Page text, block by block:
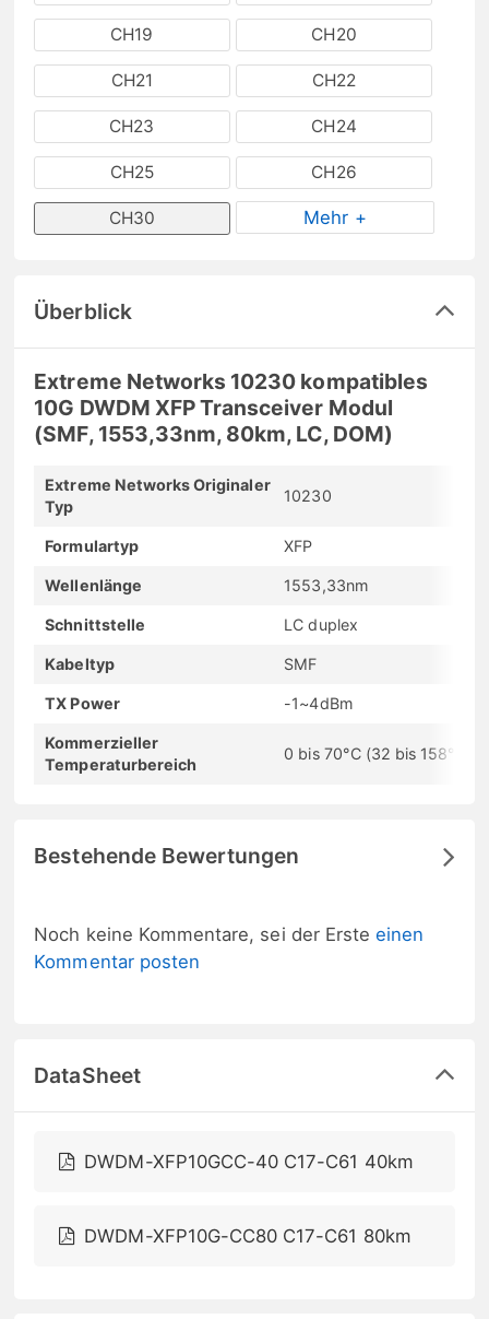
CH19 CH20
CH21 CH22
CH23 CH24
CH25 CH26
CH30 Mehr +
Überblick
Extreme Networks 10230 kompatibles
10G DWDM XFP Transceiver Modul
(SMF, 1553,33nm, 80km, LC, DOM)
Extreme Networks Originaler
Typ
10230
Formulartyp XFP
Wellenlänge 1553,33nm
Schnittstelle LC duplex
Kabeltyp SMF
TX Power -1~4dBm
Kommerzieller
Temperaturbereich
0 bis 70°C (32 bis 158°F)
Bestehende Bewertungen
Noch keine Kommentare, sei der Ersteeinen
Kommentar posten
DataSheet
DWDM-XFP10GCC-40 C17-C61 40km
DWDM-XFP10G-CC80 C17-C61 80km